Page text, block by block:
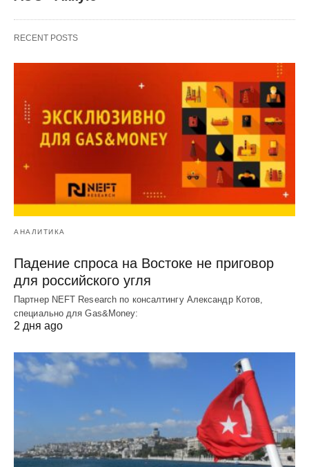
RECENT POSTS
АНАЛИТИКА
Падение спроса на Востоке не приговор
для российского угля
Партнер NEFT Research по консалтингу Александр Котов,
специально для Gas&Money:
2 дня ago